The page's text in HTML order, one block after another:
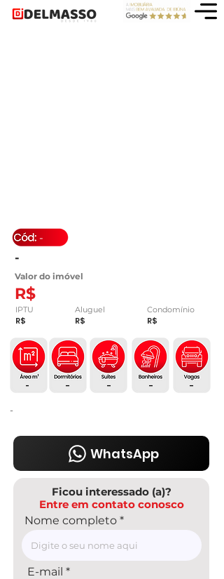
-
Valor do imóvel
R$
-
IPTU
R$
Aluguel Condomínio
R$ R$
-
-
- - -
-
WhatsApp
Ficou interessado (a)?
Entre em contato conosco
Nome completo
E-mail